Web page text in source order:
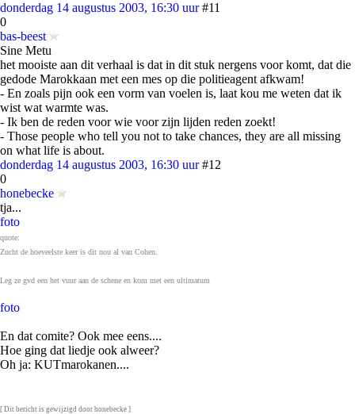
donderdag 14 augustus 2003, 16:30 uur #11
0
bas-beest
Sine Metu
het mooiste aan dit verhaal is dat in dit stuk nergens voor komt, dat die
gedode Marokkaan met een mes op die politieagent afkwam!
- En zoals pijn ook een vorm van voelen is, laat kou me weten dat ik
wist wat warmte was.
- Ik ben de reden voor wie voor zijn lijden reden zoekt!
- Those people who tell you not to take chances, they are all missing
on what life is about.
donderdag 14 augustus 2003, 16:30 uur #12
0
honebecke
tja...
foto
quote:
Zucht de hoeveelste keer is dit nou al van Cohen.
Leg ze gvd een het vuur aan de schene en kom met een ultimatum
foto
En dat comite? Ook mee eens....
Hoe ging dat liedje ook alweer?
Oh ja: KUTmarokanen....
[ Dit bericht is gewijzigd door honebecke ]